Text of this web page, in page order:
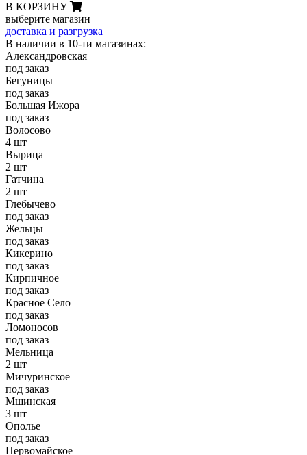
В КОРЗИНУ
выберите магазин
доставка и разгрузка
В наличии в 10-ти магазинах:
Александровская
под заказ
Бегуницы
под заказ
Большая Ижора
под заказ
Волосово
4 шт
Вырица
2 шт
Гатчина
2 шт
Глебычево
под заказ
Жельцы
под заказ
Кикерино
под заказ
Кирпичное
под заказ
Красное Село
под заказ
Ломоносов
под заказ
Мельница
2 шт
Мичуринское
под заказ
Мшинская
3 шт
Ополье
под заказ
Первомайское